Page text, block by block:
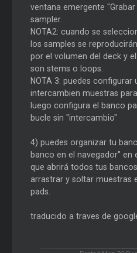
ventana emergente "Grabar
sampler.
NOTA2: cuando se
los samples se
por el volumen del deck y
son stems o loops.
NOTA 3: puedes configurar
intercambien muestras
luego configura el banco
bucle sin "intercambio"
4) puedes organizar tu
banco en el navegador" en
que abrirá todos tus
arrastrar y soltar muestras
pads.
traducido a traves de